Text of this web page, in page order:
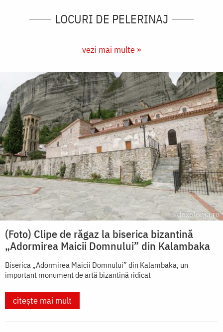
LOCURI DE PELERINAJ
vezi mai multe »
(Foto) Clipe de răgaz la biserica bizantină
„Adormirea Maicii Domnului” din Kalambaka
Biserica „Adormirea Maicii Domnului” din Kalambaka, un
important monument de artă bizantină ridicat
citește mai mult